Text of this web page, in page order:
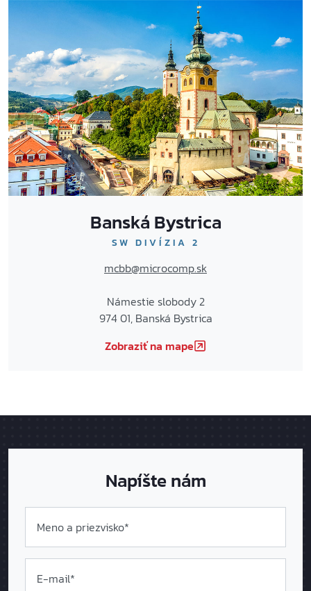
Banská Bystrica
SW DIVÍZIA 2
mcbb@microcomp.sk
Námestie slobody 2
974 01, Banská Bystrica
Zobraziť na mape
Napíšte nám
Meno a priezvisko*
E-mail*